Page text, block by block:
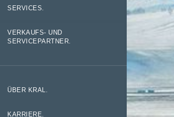
SERVICES.
VERKAUFS- UND
SERVICEPARTNER.
ÜBER KRAL.
KARRIERE.